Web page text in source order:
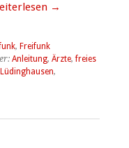
→
, Freifunk
Anleitung, Ärzte,freies
Lüdinghausen,